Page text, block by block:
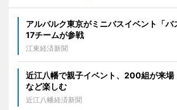
アルバルク東京がミニバスイベント「
17チームが参戦
江東経済新聞
近江八幡で親子イベント、200組が来
など楽しむ
近江八幡経済新聞